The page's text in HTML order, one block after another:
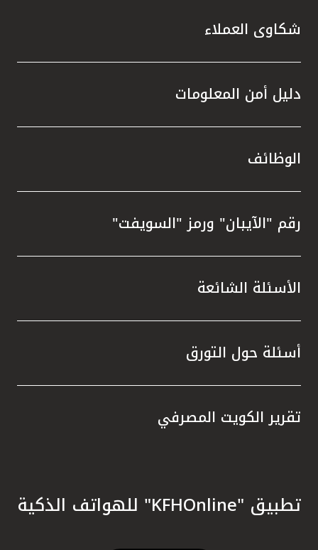
شكاوى العملاء
دليل أمن المعلومات
الوظائف
رقم "الآيبان" ورمز "السويفت"
الأسئلة الشائعة
أسئلة حول التورق
تقرير الكويت المصرفي
تطبيق "KFHOnline" للهواتف الذكية